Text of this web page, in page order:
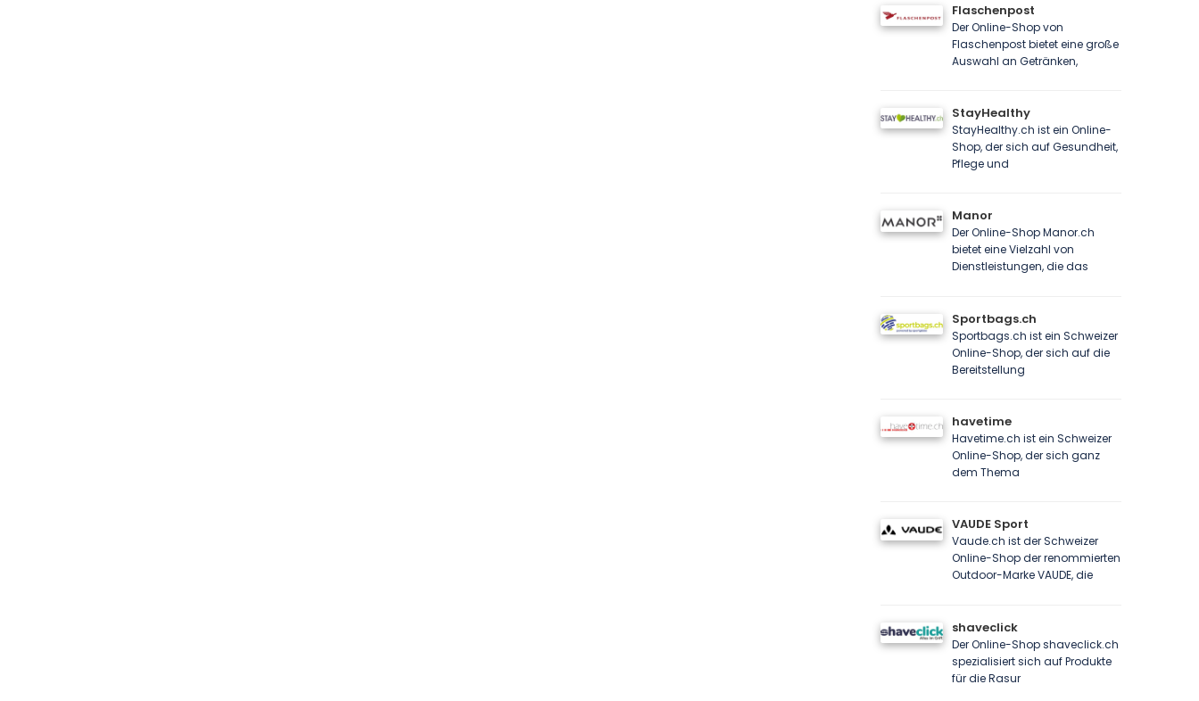
Flaschenpost
Der Online-Shop von
Flaschenpost bietet eine große
Auswahl an Getränken,
StayHealthy
StayHealthy.ch ist ein Online-
Shop, der sich auf Gesundheit,
Pflege und
Manor
Der Online-Shop Manor.ch
bietet eine Vielzahl von
Dienstleistungen, die das
Sportbags.ch
Sportbags.ch ist ein Schweizer
Online-Shop, der sich auf die
Bereitstellung
havetime
Havetime.ch ist ein Schweizer
Online-Shop, der sich ganz
dem Thema
VAUDE Sport
Vaude.ch ist der Schweizer
Online-Shop der renommierten
Outdoor-Marke VAUDE, die
shaveclick
Der Online-Shop shaveclick.ch
spezialisiert sich auf Produkte
für die Rasur